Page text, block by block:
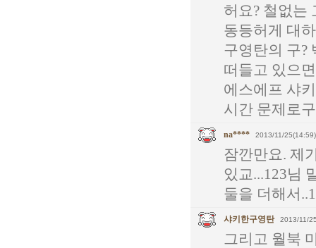
허요? 철없는
동등허게 대
구영탄의 구?
떠들고 있으
에스에프 샤
시간 문제로
na**** 2013/11/25(14:59)
잠깐만요. 제
있교...123님
둘을 더해서
샤키한구영탄 2013/11/
그리고 월북